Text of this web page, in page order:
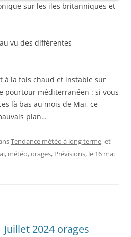
sur les iles britanniques et
vu des différentes
à la fois chaud et instable sur
pourtour méditerranéen : si vous
là bas au mois de Mai, ce
plan…
Tendance météo à long terme, et
, météo,orages, Prévisions, le 16 mai
2024 orages